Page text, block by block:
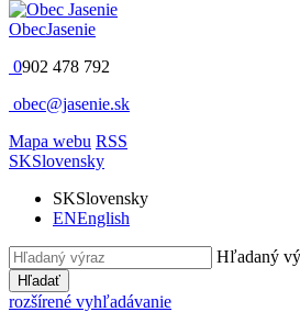
ObecJasenie
0902 478 792
obec@jasenie.sk
Mapa webu RSS
SKSlovensky
SKSlovensky
ENEnglish
Hľadaný
Hľadať
rozšírené vyhľadávanie